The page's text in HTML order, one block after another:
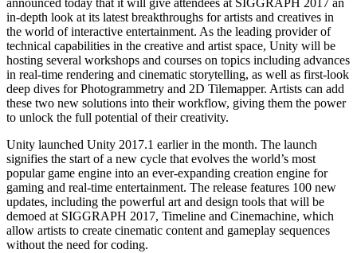
모바일 사용자를 검색하고 Acquire
인앱 결제
매장 및 D2C 전반에 걸쳐 IAP 관리하세요.
수익화
적합한 게임으로 플레이어 연결
Unity로 광고하세요
Unity로 수익화하세요
활용 부문
모바일 게임
Unity로 모바일 히트작을 제작하고 성장시키세요.
인디 게임
혁신을 가속화하고 차량 내 경험을 향상시키세요.
모든 산업 보기
전문가 팁
데모
데모, 샘플 및 빌딩 블록
모든 리소스
새로운 기능
블로그
업데이트, 정보, 기술 팁
뉴스
뉴스, 스토리, 보도 센터
커리어 시작하기
교육 담당자 대상 교육
교육 효율 극대화
교육 라이선스
교육 기관에 Unity 강력한 기능 도입
자격증
Unity 숙련도를 입증하세요
announced today that it will give attendees at SIGGRAPH 2017 an
in-depth look at its latest breakthroughs for artists and creatives in
the world of interactive entertainment. As the leading provider of
technical capabilities in the creative and artist space, Unity will be
hosting several workshops and courses on topics including advances
in real-time rendering and cinematic storytelling, as well as first-look
deep dives for Photogrammetry and 2D Tilemapper. Artists can add
these two new solutions into their workflow, giving them the power
to unlock the full potential of their creativity.
Unity launched Unity 2017.1 earlier in the month. The launch
signifies the start of a new cycle that evolves the world’s most
popular game engine into an ever-expanding creation engine for
gaming and real-time entertainment. The release features 100 new
updates, including the powerful art and design tools that will be
demoed at SIGGRAPH 2017, Timeline and Cinemachine, which
allow artists to create cinematic content and gameplay sequences
without the need for coding.